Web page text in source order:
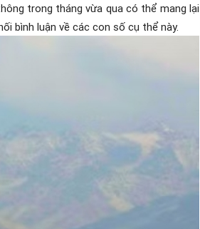
trong tháng vừa qua có thể mang lại
bình luận về các con số cụ thể này.